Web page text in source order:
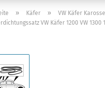
» Käfer » VW Käfer
VW Käfer 1200 VW